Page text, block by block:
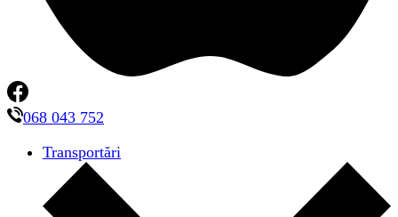
068 043 752
Transportări